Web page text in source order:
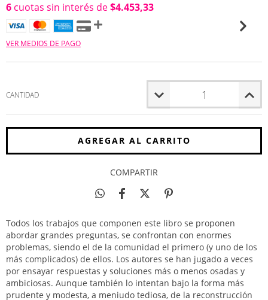
6 cuotas sin interés de$4.453,33
VER MEDIOS DE PAGO
CANTIDAD
COMPARTIR
Todos los trabajos que componen este libro se proponen
abordar grandes preguntas, se confrontan con enormes
problemas, siendo el de la comunidad el primero (y uno de los
más complicados) de ellos. Los autores se han jugado a veces
por ensayar respuestas y soluciones más o menos osadas y
ambiciosas. Aunque también lo intentan bajo la forma más
prudente y modesta, a meniudo tediosa, de la reconstrucción